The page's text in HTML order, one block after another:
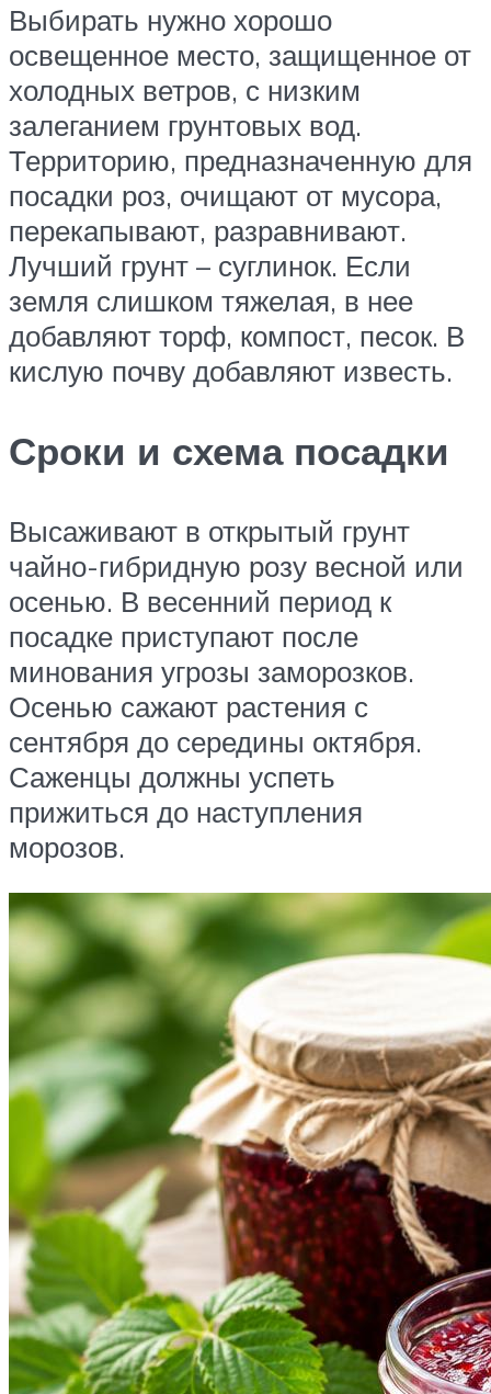
Выбирать нужно хорошо
освещенное место, защищенное от
холодных ветров, с низким
залеганием грунтовых вод.
Территорию, предназначенную для
посадки роз, очищают от мусора,
перекапывают, разравнивают.
Лучший грунт – суглинок. Если
земля слишком тяжелая, в нее
добавляют торф, компост, песок. В
кислую почву добавляют известь.
Сроки и схема посадки
Высаживают в открытый грунт
чайно-гибридную розу весной или
осенью. В весенний период к
посадке приступают после
минования угрозы заморозков.
Осенью сажают растения с
сентября до середины октября.
Саженцы должны успеть
прижиться до наступления
морозов.